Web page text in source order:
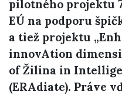
pilotného projektu
EÚ na podporu
a tiež projektu
innovAtion
of Žilina in
(ERAdiate). Práve